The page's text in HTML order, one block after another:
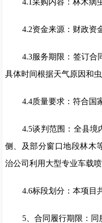
4.1采购内容：林木病
4.2资金来源：财政资
4.3服务期限：签订合
具体时间根据天气原因和
4.4质量要求：符合国
4.5谈判范围：全县境
侧、及部分窗口地段林木
治公司利用大型专业车载
4.6标段划分：本项目
5、合同履行期限：同